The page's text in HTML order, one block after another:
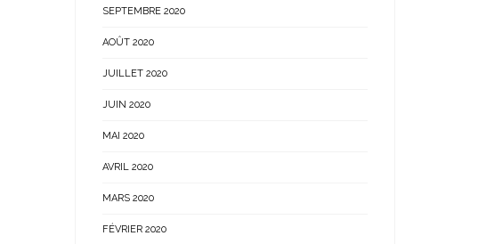
SEPTEMBRE 2020
AOÛT 2020
JUILLET 2020
JUIN 2020
MAI 2020
AVRIL 2020
MARS 2020
FÉVRIER 2020